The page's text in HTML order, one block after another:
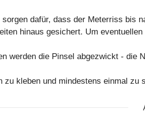
dafür, dass der Meterriss bis
hinaus gesichert. Um
werden die Pinsel abgezwickt - die
zu kleben und mindestens einmal zu